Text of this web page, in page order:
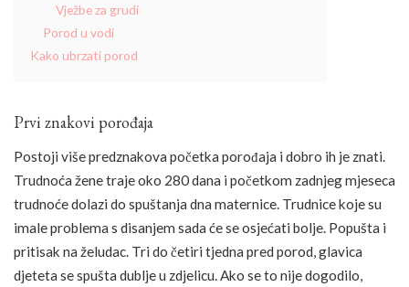
Vježbe za grudi
Porod u vodi
Kako ubrzati porod
Prvi znakovi porođaja
Postoji više predznakova početka porođaja i dobro ih je znati.
Trudnoća žene traje oko 280 dana i početkom zadnjeg mjeseca
trudnoće dolazi do spuštanja dna maternice. Trudnice koje su
imale problema s disanjem sada će se osjećati bolje. Popušta i
pritisak na želudac. Tri do četiri tjedna pred porod, glavica
djeteta se spušta dublje u zdjelicu. Ako se to nije dogodilo,